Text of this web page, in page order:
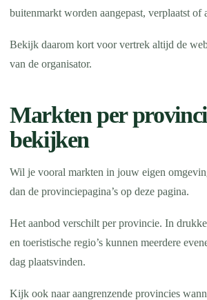
buitenmarkt worden aangepast, verplaatst of
Bekijk daarom kort voor vertrek altijd de
van de organisator.
Markten per
bekijken
Wil je vooral markten in jouw eigen
dan de provinciepagina’s op deze pagina.
Het aanbod verschilt per provincie. In
en toeristische regio’s kunnen meerdere
dag plaatsvinden.
Kijk ook naar aangrenzende provincies